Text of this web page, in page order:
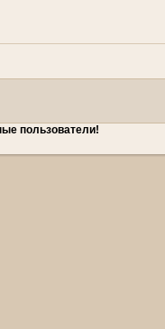
пользователи!